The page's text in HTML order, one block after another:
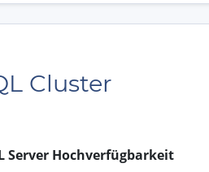
Cluster
Server Hochverfügbarkeit